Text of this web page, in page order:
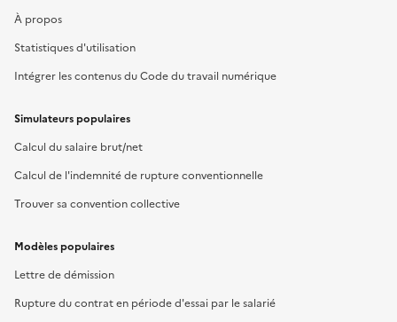
À propos
Statistiques d'utilisation
Intégrer les contenus du Code du travail numérique
Simulateurs populaires
Calcul du salaire brut/net
Calcul de l'indemnité de rupture conventionnelle
Trouver sa convention collective
Modèles populaires
Lettre de démission
Rupture du contrat en période d'essai par le salarié